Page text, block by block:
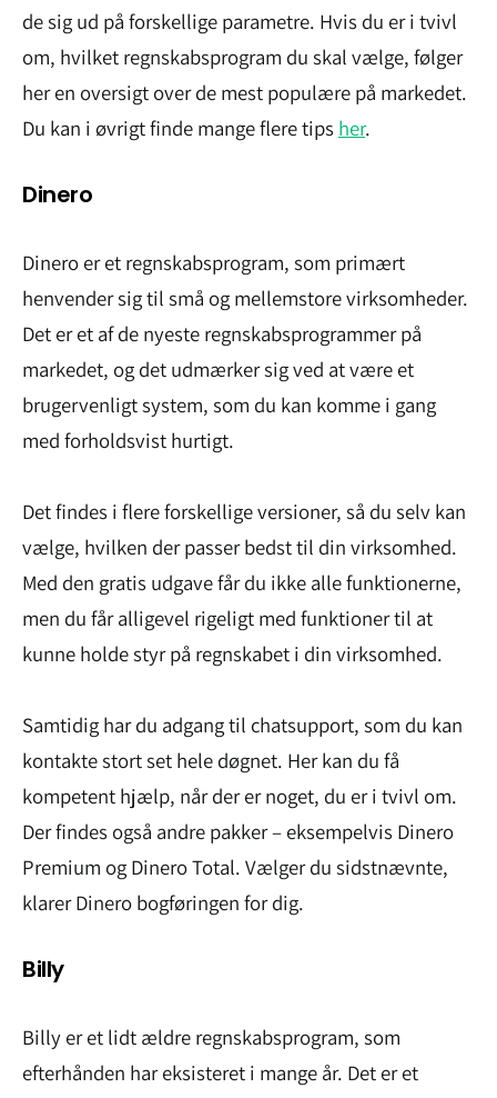
de sig ud på forskellige parametre. Hvis du er i tvivl
om, hvilket regnskabsprogram du skal vælge, følger
her en oversigt over de mest populære på markedet.
Du kan i øvrigt finde mange flere tips her.
Dinero
Dinero er et regnskabsprogram, som primært
henvender sig til små og mellemstore virksomheder.
Det er et af de nyeste regnskabsprogrammer på
markedet, og det udmærker sig ved at være et
brugervenligt system, som du kan komme i gang
med forholdsvist hurtigt.
Det findes i flere forskellige versioner, så du selv kan
vælge, hvilken der passer bedst til din virksomhed.
Med den gratis udgave får du ikke alle funktionerne,
men du får alligevel rigeligt med funktioner til at
kunne holde styr på regnskabet i din virksomhed.
Samtidig har du adgang til chatsupport, som du kan
kontakte stort set hele døgnet. Her kan du få
kompetent hjælp, når der er noget, du er i tvivl om.
Der findes også andre pakker – eksempelvis Dinero
Premium og Dinero Total. Vælger du sidstnævnte,
klarer Dinero bogføringen for dig.
Billy
Billy er et lidt ældre regnskabsprogram, som
efterhånden har eksisteret i mange år. Det er et